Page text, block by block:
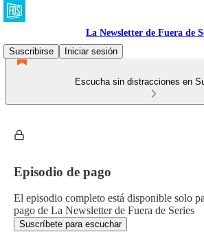
La Newsletter de Fuera de
Suscribirse
Iniciar sesión
Escucha sin distracciones en
Episodio de pago
El episodio completo está disponible solo
pago de La Newsletter de Fuera de Series
Suscríbete para escuchar